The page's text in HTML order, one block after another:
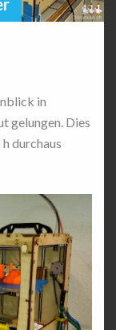
in
gelungen. Dies
durchaus